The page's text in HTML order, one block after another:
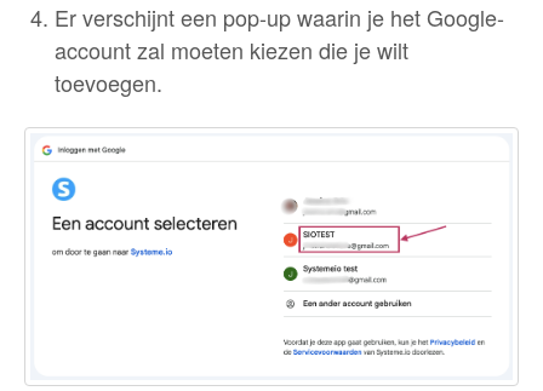
Er verschijnt een pop-up waarin je het Google-
account zal moeten kiezen die je wilt
toevoegen.